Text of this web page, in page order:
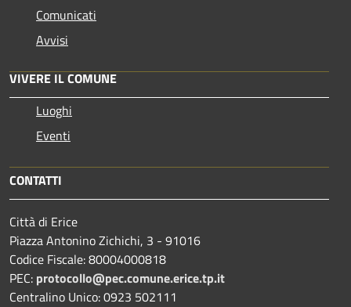
Comunicati
Avvisi
VIVERE IL COMUNE
Luoghi
Eventi
CONTATTI
Città di Erice
Piazza Antonino Zichichi, 3 - 91016
Codice Fiscale: 80004000818
PEC: protocollo@pec.comune.erice.tp.it
Centralino Unico: 0923 502111